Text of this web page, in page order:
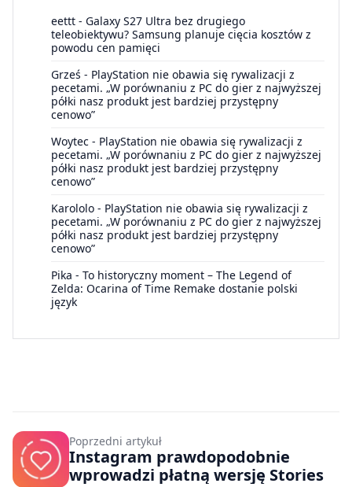
eettt - Galaxy S27 Ultra bez drugiego
teleobiektywu? Samsung planuje cięcia kosztów z
powodu cen pamięci
Grześ - PlayStation nie obawia się rywalizacji z
pecetami. „W porównaniu z PC do gier z najwyższej
półki nasz produkt jest bardziej przystępny
cenowo”
Woytec - PlayStation nie obawia się rywalizacji z
pecetami. „W porównaniu z PC do gier z najwyższej
półki nasz produkt jest bardziej przystępny
cenowo”
Karololo - PlayStation nie obawia się rywalizacji z
pecetami. „W porównaniu z PC do gier z najwyższej
półki nasz produkt jest bardziej przystępny
cenowo”
Pika - To historyczny moment – The Legend of
Zelda: Ocarina of Time Remake dostanie polski
język
Poprzedni artykuł
Instagram prawdopodobnie
wprowadzi płatną wersję Stories